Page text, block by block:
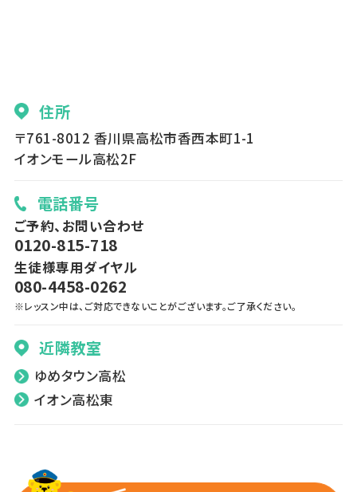
住所
〒761-8012 香川県高松市香西本町1-1
イオンモール高松2F
電話番号
ご予約、お問い合わせ
0120-815-718
生徒様専用ダイヤル
080-4458-0262
※レッスン中は、ご対応できないことがございます。ご了承ください。
近隣教室
ゆめタウン高松
イオン高松東